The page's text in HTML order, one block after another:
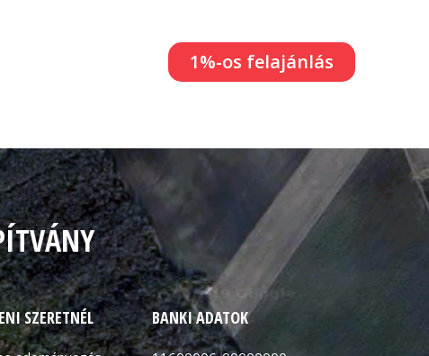
1%-os felajánlás
SZERETNÉL BANKI ADATOK